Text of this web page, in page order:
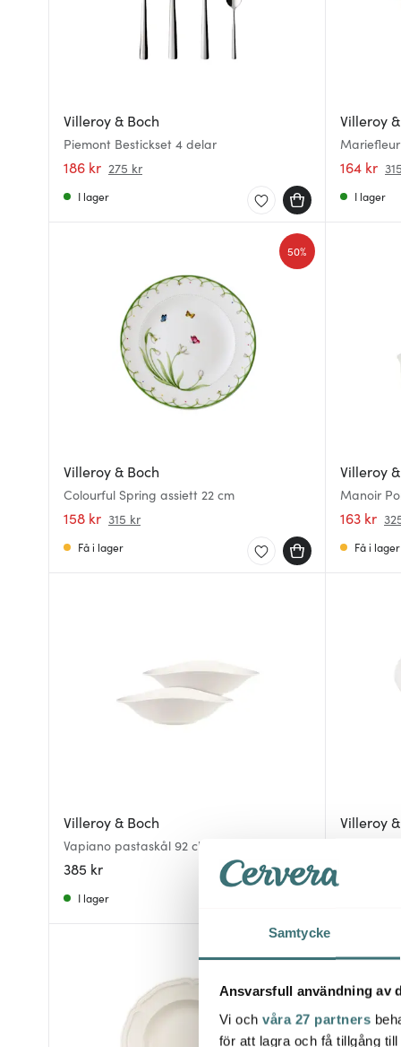
Samtycke
Ansvarsfull användning av
Vi och våra 27 partners
för att lagra och få tillgång
Villeroy & Boch
Piemont Bestickset 4 delar
186 kr 275 kr
I lager
Villeroy
164 kr
I lager
Villeroy & Boch
Colourful Spring assiett 22 cm
158 kr 315 kr
50%
Få i lager
Villeroy
Manoir
163 kr
Få i lager
Villeroy & Boch
Vapiano pastaskål 92 cl 2-pack
385 kr
I lager
Villeroy